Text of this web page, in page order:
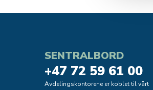
SENTRALBORD
+47 72 59 61 00
Avdelingskontorene er koblet til vårt